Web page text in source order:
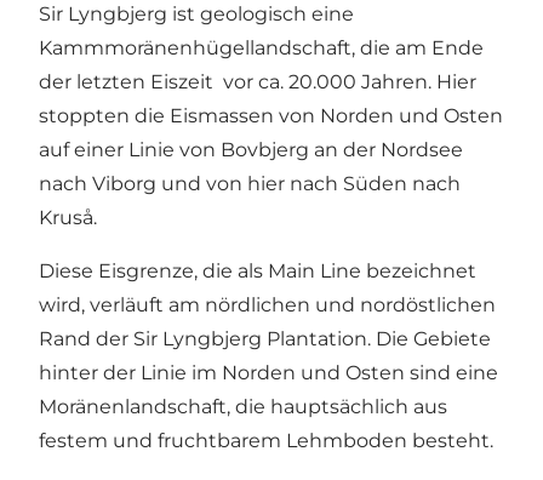
Sir Lyngbjerg ist geologisch eine
Kammmoränenhügellandschaft, die am Ende
der letzten Eiszeit vor ca. 20.000 Jahren. Hier
stoppten die Eismassen von Norden und Osten
auf einer Linie von Bovbjerg an der Nordsee
nach Viborg und von hier nach Süden nach
Kruså.
Diese Eisgrenze, die als Main Line bezeichnet
wird, verläuft am nördlichen und nordöstlichen
Rand der Sir Lyngbjerg Plantation. Die Gebiete
hinter der Linie im Norden und Osten sind eine
Moränenlandschaft, die hauptsächlich aus
festem und fruchtbarem Lehmboden besteht.